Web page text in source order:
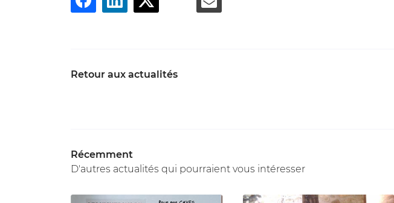
Retour aux actualités
Récemment
D'autres actualités qui pourraient vous intéresser